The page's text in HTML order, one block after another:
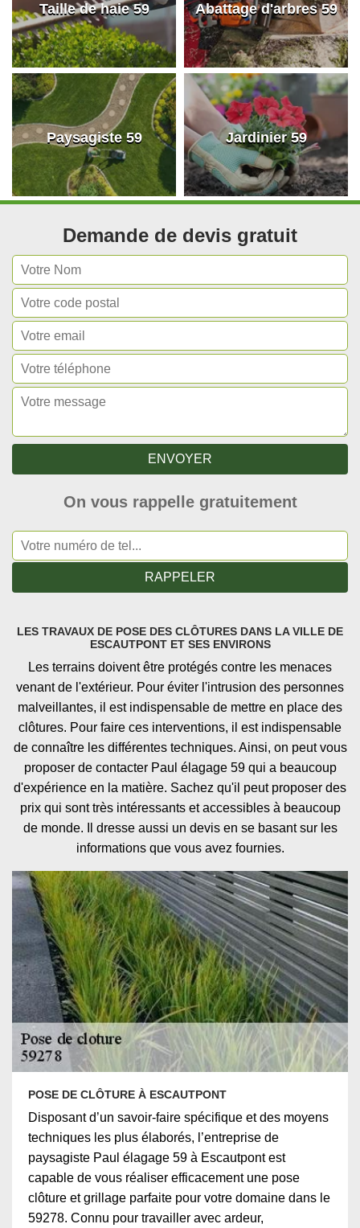
Taille de haie 59 Abattage d'arbres 59
Paysagiste 59 Jardinier 59
Demande de devis gratuit
On vous rappelle gratuitement
LES TRAVAUX DE POSE DES CLÔTURES DANS LA VILLE DE
ESCAUTPONT ET SES ENVIRONS
Les terrains doivent être protégés contre les menaces
venant de l'extérieur. Pour éviter l'intrusion des personnes
malveillantes, il est indispensable de mettre en place des
clôtures. Pour faire ces interventions, il est indispensable
de connaître les différentes techniques. Ainsi, on peut vous
proposer de contacter Paul élagage 59 qui a beaucoup
d'expérience en la matière. Sachez qu'il peut proposer des
prix qui sont très intéressants et accessibles à beaucoup
de monde. Il dresse aussi un devis en se basant sur les
informations que vous avez fournies.
POSE DE CLÔTURE À ESCAUTPONT
Disposant d’un savoir-faire spécifique et des moyens
techniques les plus élaborés, l’entreprise de
paysagiste Paul élagage 59 à Escautpont est
capable de vous réaliser efficacement une pose
clôture et grillage parfaite pour votre domaine dans le
59278. Connu pour travailler avec ardeur,